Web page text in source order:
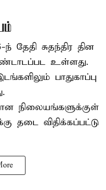
ந் தேதி சுதந்திர தின
உள்ளது.
பாதுகாப்பு
நிலையங்களுக்குள்
தடை விதிக்கப்பட்டு